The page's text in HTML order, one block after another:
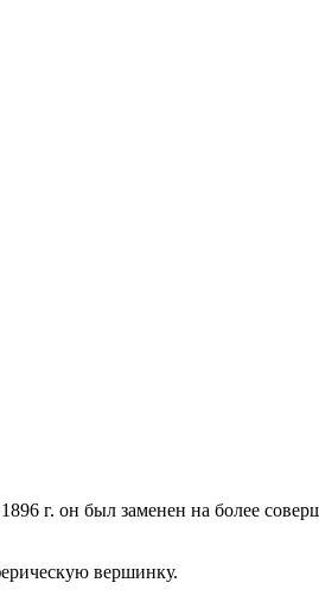
г. он был заменен на более
вершинку.